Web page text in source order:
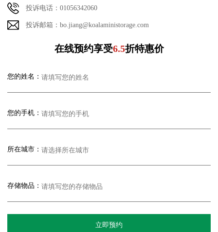
投诉电话：01056342060
投诉邮箱：bo.jiang@koalaministorage.com
在线预约享受6.5折特惠价
您的姓名：
您的手机：
所在城市：
存储物品：
立即预约